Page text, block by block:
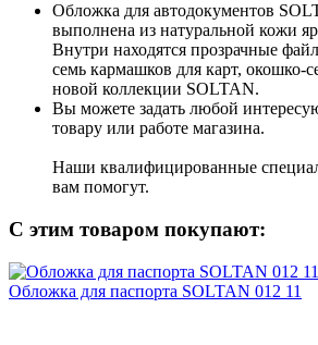
Обложка для автодокументов
выполнена из натуральной кожи
Внутри находятся прозрачные
семь кармашков для карт, окошко-
новой коллекции SOLTAN.
Вы можете задать любой
товару или работе магазина.
Наши квалифицированные
вам помогут.
С этим товаром покупают:
Обложка для паспорта SOLTAN 012 11